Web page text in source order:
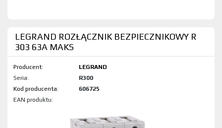
LEGRAND ROZŁĄCZNIK BEZPIECZNIKOWY R
303 63A MAKS
Producent:
LEGRAND
Seria:
R300
Kod produktu:
606725
EAN produktu: